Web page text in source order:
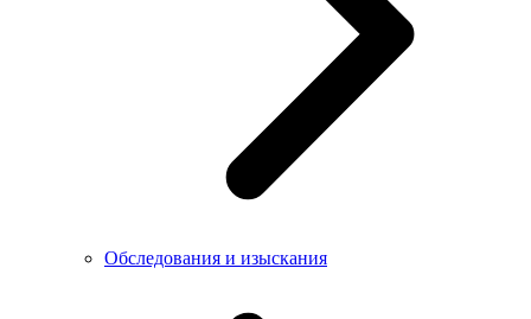
Обследования и изыскания